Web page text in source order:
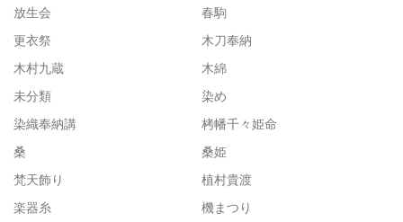
放生会
春駒
更衣祭
木刀奉納
木村九蔵
木綿
未分類
染め
染織奉納講
栲幡千々姫命
桑
桑姫
梵天飾り
植村貴渡
楽器糸
機まつり